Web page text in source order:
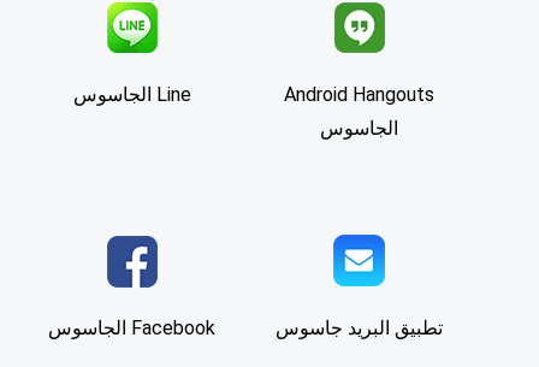
Line الجاسوس
Android Hangouts
الجاسوس
Facebook الجاسوس تطبيق البريد جاسوس